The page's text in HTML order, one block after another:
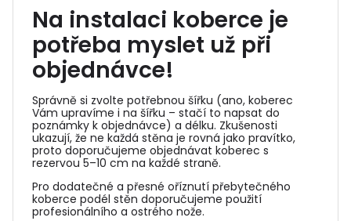
Na instalaci koberce je
potřeba myslet už při
objednávce!
Správně si zvolte potřebnou šířku (ano, koberec
Vám upravíme i na šířku – stačí to napsat do
poznámky k objednávce) a délku. Zkušenosti
ukazují, že ne každá stěna je rovná jako pravítko,
proto doporučujeme objednávat koberec s
rezervou 5–10 cm na každé straně.
Pro dodatečné a přesné oříznutí přebytečného
koberce podél stěn doporučujeme použití
profesionálního a ostrého nože.